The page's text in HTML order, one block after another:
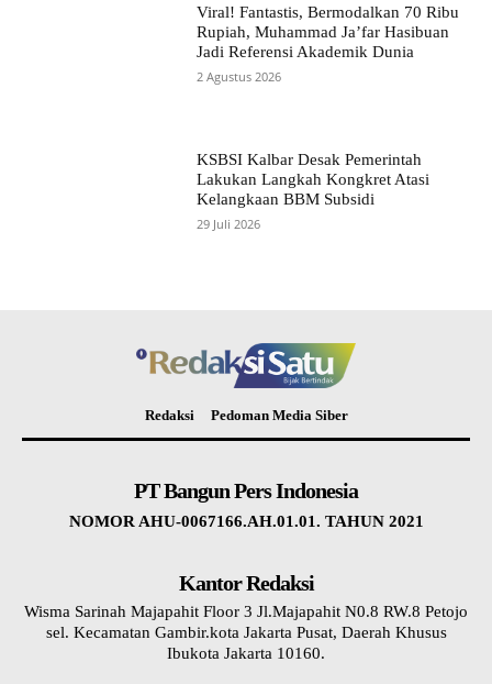
Viral! Fantastis, Bermodalkan 70 Ribu
Rupiah, Muhammad Ja’far Hasibuan
Jadi Referensi Akademik Dunia
2 Agustus 2026
KSBSI Kalbar Desak Pemerintah
Lakukan Langkah Kongkret Atasi
Kelangkaan BBM Subsidi
29 Juli 2026
Redaksi Pedoman Media Siber
PT Bangun Pers Indonesia
NOMOR AHU-0067166.AH.01.01. TAHUN 2021
Kantor Redaksi
Wisma Sarinah Majapahit Floor 3 Jl.Majapahit N0.8 RW.8 Petojo
sel. Kecamatan Gambir.kota Jakarta Pusat, Daerah Khusus
Ibukota Jakarta 10160.